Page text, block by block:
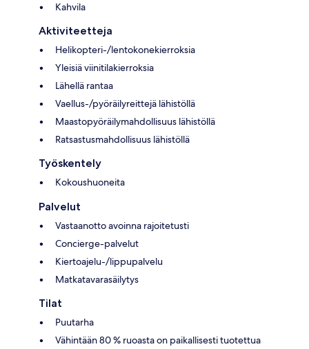
Kahvila
Aktiviteetteja
Helikopteri-/lentokonekierroksia
Yleisiä viinitilakierroksia
Lähellä rantaa
Vaellus-/pyöräilyreittejä lähistöllä
Maastopyöräilymahdollisuus lähistöllä
Ratsastusmahdollisuus lähistöllä
Työskentely
Kokoushuoneita
Palvelut
Vastaanotto avoinna rajoitetusti
Concierge-palvelut
Kiertoajelu-/lippupalvelu
Matkatavarasäilytys
Tilat
Puutarha
Vähintään 80 % ruoasta on paikallisesti tuotettua